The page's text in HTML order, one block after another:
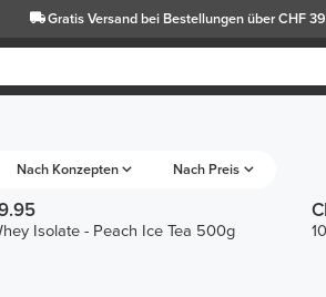
Gratis Versandbei Bestellungen über CHF
Nach Konzepten Nach Preis
Isolate - Peach Ice Tea 500g